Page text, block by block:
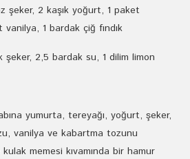
şeker, 2 kaşık yoğurt, 1 paket
1 bardak çiğ fındık
şeker, 2,5 bardak su, 1 dilim limon
yumurta, tereyağı, yoğurt, şeker,
vanilya ve kabartma tozunu
memesi kıvamında bir hamur